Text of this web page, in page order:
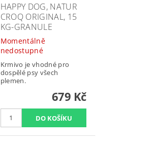
HAPPY DOG, NATUR
CROQ ORIGINAL, 15
KG-GRANULE
Momentálně
nedostupné
Krmivo je vhodné pro
dospělé psy všech
plemen.
679 Kč